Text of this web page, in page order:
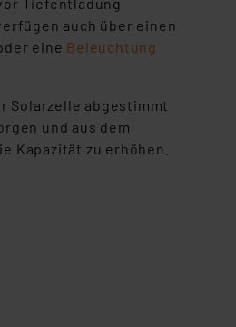
auch über einen
eine Beleuchtung
Solarzelle abgestimmt
und aus dem
Kapazität zu erhöhen.